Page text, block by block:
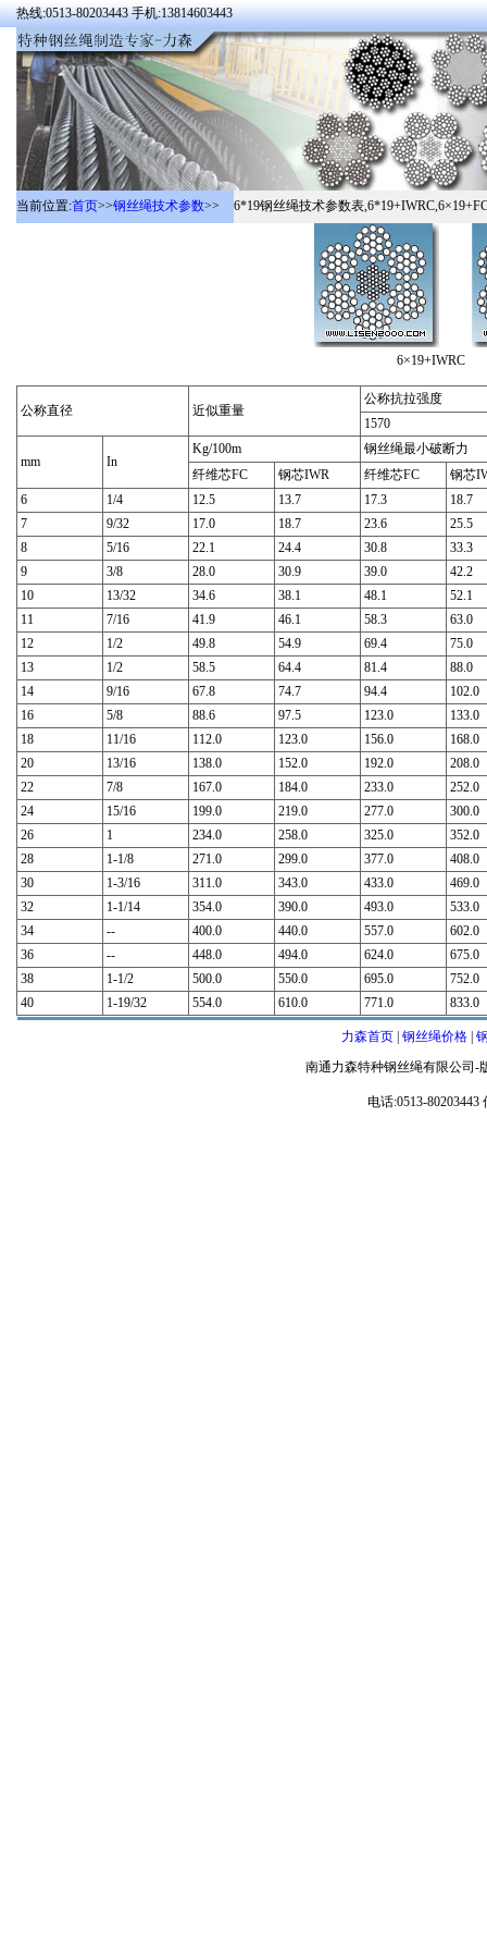
热线:0513-80203443 手机:13814603443
当前位置:首页>>钢丝绳技术参数>> 6*19钢丝绳技术参数表
公称直径 近似重量
公称抗拉强度
1570
mm In
Kg/100m
钢丝绳最小破断力
纤维芯FC
钢芯IWR 纤维芯FC
钢芯
6
1/4 12.5 13.7 17.3
18.7
7
9/32 17.0 18.7 23.6
25.5
8
5/16 22.1 24.4 30.8
33.3
9
3/8 28.0 30.9 39.0
42.2
10
13/32 34.6 38.1 48.1
52.1
11
7/16 41.9 46.1 58.3
63.0
12
1/2 49.8 54.9 69.4
75.0
13
1/2 58.5 64.4 81.4
88.0
14
9/16 67.8 74.7 94.4
102.0
16
5/8 88.6 97.5 123.0
133.0
18
11/16 112.0 123.0 156.0
168.0
20
13/16 138.0 152.0 192.0
208.0
22
7/8 167.0 184.0 233.0
252.0
24
15/16 199.0 219.0 277.0
300.0
26
1 234.0 258.0 325.0
352.0
28
1-1/8 271.0 299.0 377.0
408.0
30
1-3/16 311.0 343.0 433.0
469.0
32
1-1/14 354.0 390.0 493.0
533.0
34
-- 400.0 440.0 557.0
602.0
36
-- 448.0 494.0 624.0
675.0
38
1-1/2 500.0 550.0 695.0
752.0
40
1-19/32 554.0 610.0 771.0 833.0
力森首页 钢丝绳价格
南通力森特种钢丝绳有限公司-
电话:0513-80203443